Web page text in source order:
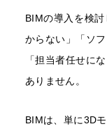
BIMの導入を検
からない」「ソ
「担当者任せに
ありません。
BIMは、単に3D